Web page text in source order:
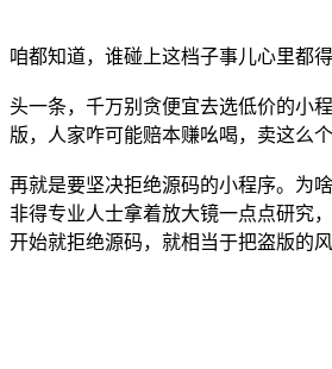
咱都知道，谁碰上这档子事儿心里都
头一条，千万别贪便宜去选低价的小
版，人家咋可能赔本赚吆喝，卖这么
再就是要坚决拒绝源码的小程序。为
非得专业人士拿着放大镜一点点研究
开始就拒绝源码，就相当于把盗版的